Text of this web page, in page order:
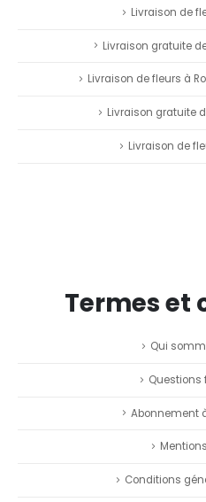
Livraison de
Livraison gratuite
Livraison de fleurs à
Livraison gratuite
Livraison de
Termes et
Qui
Questions
Abonnement
Conditions